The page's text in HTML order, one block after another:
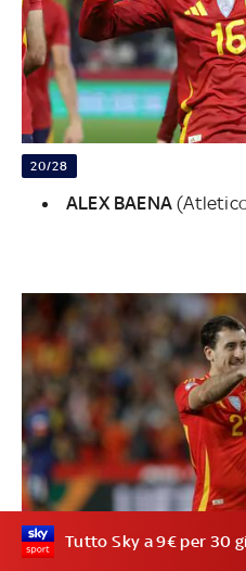
20/28
ALEX BAENA
Tutto Sky a 9€ per 30